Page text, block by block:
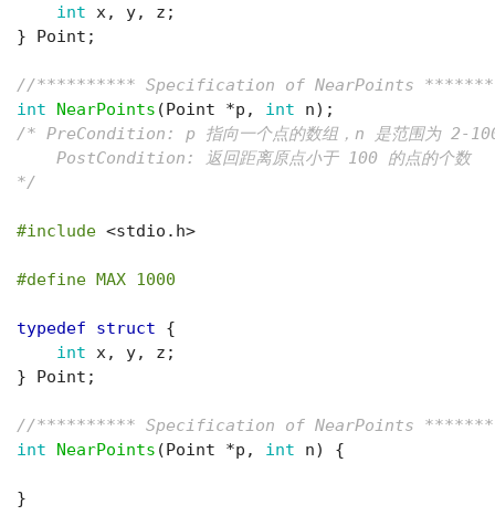
int x, y, z ;
}
Point ;
//********** Specification of NearPoints
int
NearPoints (Point *p , int n);
/* PreCondition: p 指向一个点的数组，n 是范围为 2-
    PostCondition: 返回距离原点小于 100 的点的个数
*/
#include <stdio.h>
#define MAX 1000
typedef struct
{
int x, y, z ;
}
Point ;
//********** Specification of NearPoints
int
NearPoints (Point *p , int n) {
}